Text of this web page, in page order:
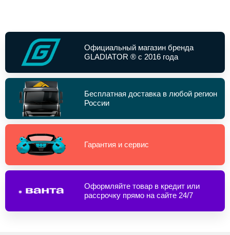
Официальный магазин бренда
GLADIATOR ® с 2016 года
Бесплатная доставка в любой регион
России
Гарантия и сервис
Оформляйте товар в кредит или
рассрочку прямо на сайте 24/7